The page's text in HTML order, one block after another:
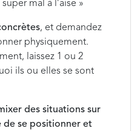
mal à l’aise »
, et demandez
physiquement.
laissez 1 ou 2
ils ou elles se sont
des situations sur
de se positionner et